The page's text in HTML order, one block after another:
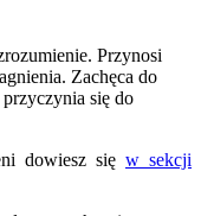
Przynosi
Zachęca do
się do
dowiesz się w sekcji